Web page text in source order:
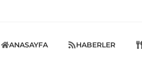
ANASAYFA HABERLER